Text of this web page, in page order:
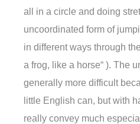
all in a circle and doing
uncoordinated form of
in different ways through
a frog, like a horse“ ). The
generally more difficult
little English can, but with
really convey much